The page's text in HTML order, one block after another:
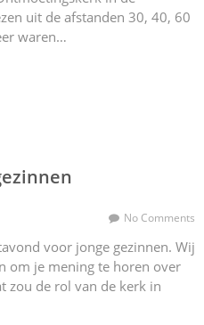
uit de afstanden 30, 40, 60
waren…
No Comments
voor jonge gezinnen. Wij
om je mening te horen over
zou de rol van de kerk in